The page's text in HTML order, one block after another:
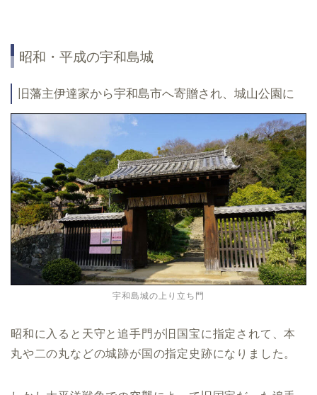
昭和・平成の宇和島城
旧藩主伊達家から宇和島市へ寄贈され、城山公園に
宇和島城の上り立ち門
昭和に入ると天守と追手門が旧国宝に指定されて、本
丸や二の丸などの城跡が国の指定史跡になりました。